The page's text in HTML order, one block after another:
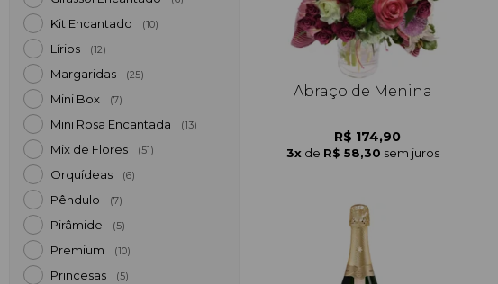
Kit Encantado (10)
Lírios (12)
Margaridas (25)
Mini Box (7)
Mini Rosa Encantada (13)
Mix de Flores (51)
Orquídeas (6)
Pêndulo (7)
Pirâmide (5)
Premium (10)
Princesas (5)
Abraço de Menina
R$ 174,90
3x de R$ 58,30 sem juros